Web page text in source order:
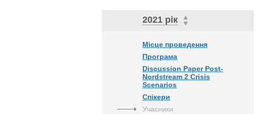
2021 рік
Місце проведення
Програма
Discussion Paper Post-
Nordstream 2 Crisis
Scenarios
Спікери
Учасники